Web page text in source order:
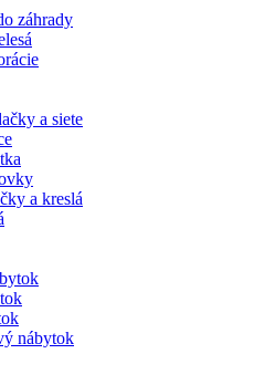
záhrady
a siete
a kreslá
nábytok